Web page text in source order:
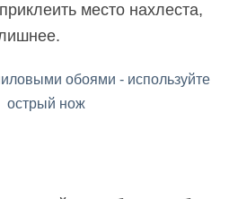
место нахлеста,